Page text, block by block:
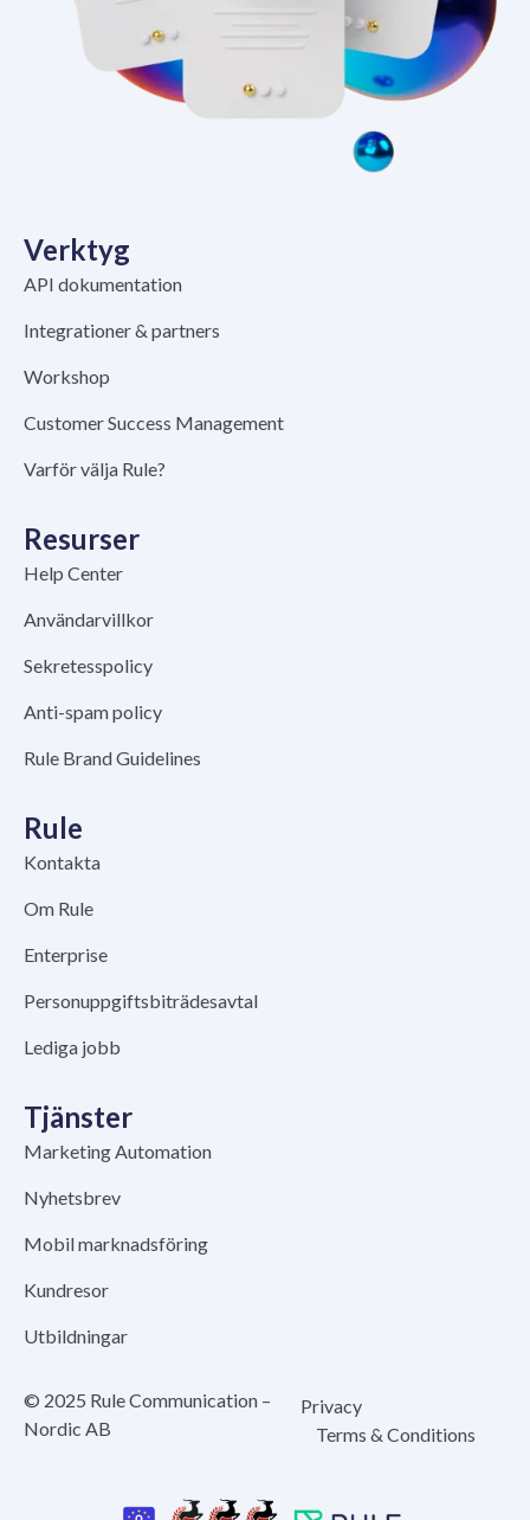
Verktyg
API dokumentation
Integrationer & partners
Workshop
Customer Success Management
Varför välja Rule?
Resurser
Help Center
Användarvillkor
Sekretesspolicy
Anti-spam policy
Rule Brand Guidelines
Rule
Kontakta
Om Rule
Enterprise
Personuppgiftsbiträdesavtal
Lediga jobb
Tjänster
Marketing Automation
Nyhetsbrev
Mobil marknadsföring
Kundresor
Utbildningar
© 2025 Rule Communication –
Nordic AB
Privacy
Terms & Conditions